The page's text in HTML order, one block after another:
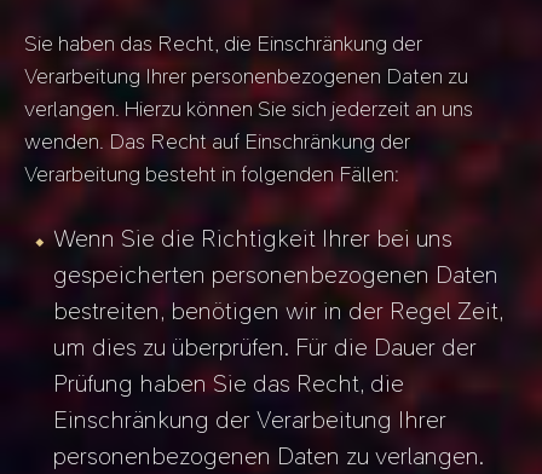
Sie haben das Recht, die Einschränkung der
Verarbeitung Ihrer personenbezogenen Daten zu
verlangen. Hierzu können Sie sich jederzeit an uns
wenden. Das Recht auf Einschränkung der
Verarbeitung besteht in folgenden Fällen:
Wenn Sie die Richtigkeit Ihrer bei uns
gespeicherten personenbezogenen Daten
bestreiten, benötigen wir in der Regel Zeit,
um dies zu überprüfen. Für die Dauer der
Prüfung haben Sie das Recht, die
Einschränkung der Verarbeitung Ihrer
personenbezogenen Daten zu verlangen.